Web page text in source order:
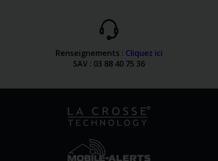
Renseignements : Cliquez ici
SAV : 03 88 40 75 36